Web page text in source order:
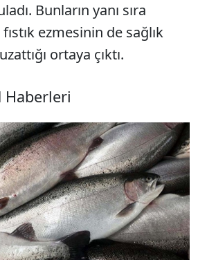
Bunların yanı sıra
ezmesinin de sağlık
ortaya çıktı.
Haberleri
Sesi Aç